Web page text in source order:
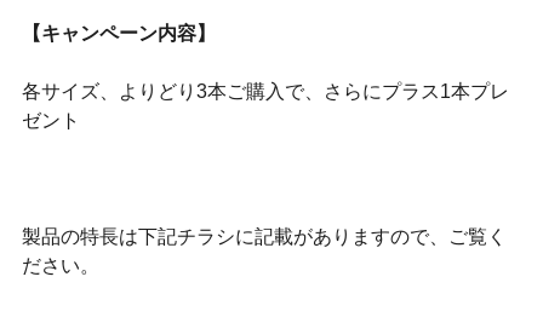
【キャンペーン内容】
各サイズ、よりどり3本ご購入で、さらにプラス1本プレ
ゼント
製品の特長は下記チラシに記載がありますので、ご覧く
ださい。